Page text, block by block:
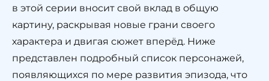
в этой серии вносит свой вклад в общую
картину, раскрывая новые грани своего
характера и двигая сюжет вперёд. Ниже
представлен подробный список персонажей,
появляющихся по мере развития эпизода, что